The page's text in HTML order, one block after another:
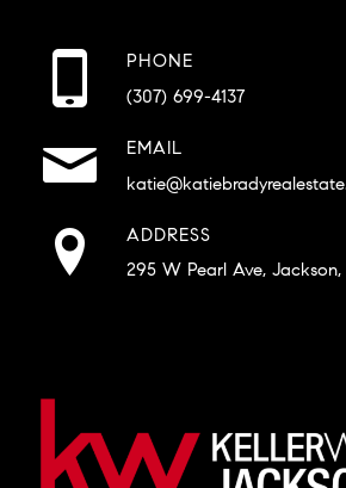
PHONE
(307) 699-4137
EMAIL
ADDRESS
295 W Pearl Ave, Jackson,